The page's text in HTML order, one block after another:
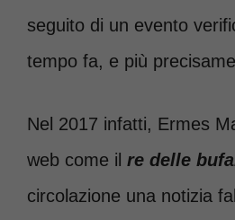
seguito di un evento
tempo fa, e più
Nel 2017 infatti, Ermes
web come il re delle
circolazione una notizia